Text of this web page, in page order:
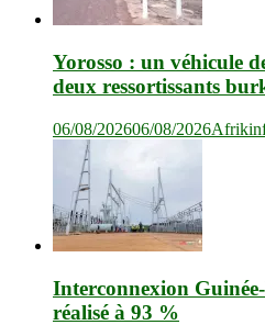
Yorosso : un véhicule
deux ressortissants
06/08/202606/08/2026
Interconnexion
réalisé à 93 %